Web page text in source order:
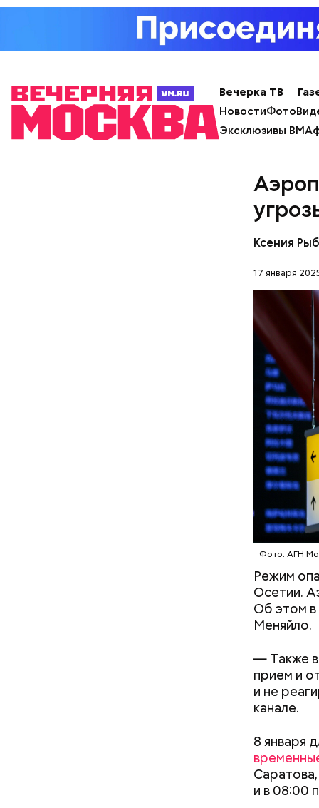
Вечерка ТВ
НовостиФото
Эксклюзивы ВМ
Ксения
17 января
Фото: АГН
Режим
Осетии.
Об этом в
Меняйло.
— Также
прием и
и не
канале.
8 января
и в 08:00
Началось
скрытую
пищу ела
Молодого
что
которая
дней
Стражи
план
аэропорт.
По данным
Школы